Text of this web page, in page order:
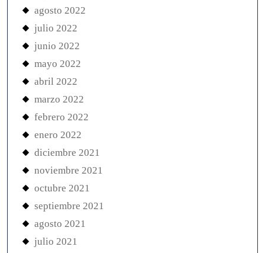
agosto 2022
julio 2022
junio 2022
mayo 2022
abril 2022
marzo 2022
febrero 2022
enero 2022
diciembre 2021
noviembre 2021
octubre 2021
septiembre 2021
agosto 2021
julio 2021